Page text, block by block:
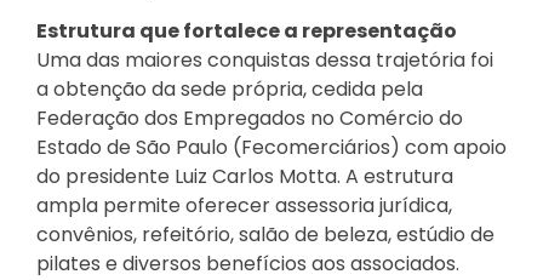
Estrutura que fortalece a representação
Uma das maiores conquistas dessa trajetória foi
a obtenção da sede própria, cedida pela
Federação dos Empregados no Comércio do
Estado de São Paulo (Fecomerciários) com apoio
do presidente Luiz Carlos Motta. A estrutura
ampla permite oferecer assessoria jurídica,
convênios, refeitório, salão de beleza, estúdio de
pilates e diversos benefícios aos associados.